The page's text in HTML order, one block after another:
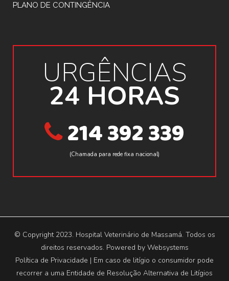
PLANO DE CONTINGÊNCIA
URGÊNCIAS
24 HORAS
214 392 339
(Chamada para rede fixa nacional)
© Copyright 2023. Hospital Veterinário de Massamá. Todos os
direitos reservados. Powered by Websystems
Política de Privacidade | Em caso de litígio o consumidor pode
recorrer a uma Entidade de Resolução Alternativa de Litígios